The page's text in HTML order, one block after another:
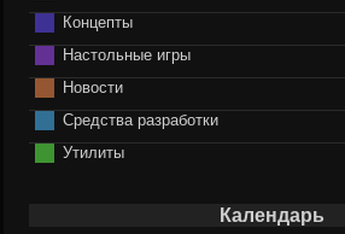
Концепты
Настольные игры
Новости
Средства разработки
Утилиты
Календарь